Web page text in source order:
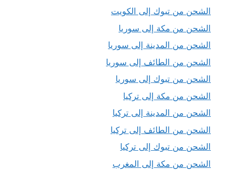
الشحن من تبوك إلى الكويت
الشحن من مكة إلى سوريا
الشحن من المدينة إلى سوريا
الشحن من الطائف إلى سوريا
الشحن من تبوك إلى سوريا
الشحن من مكة إلى تركيا
الشحن من المدينة إلى تركيا
الشحن من الطائف إلى تركيا
الشحن من تبوك إلى تركيا
الشحن من مكة إلى المغرب